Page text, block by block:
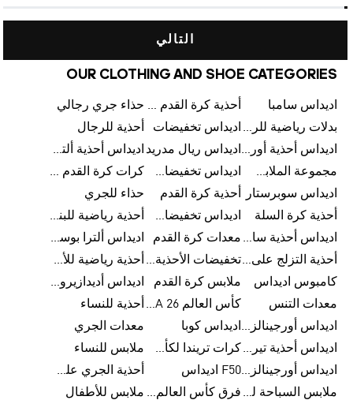
التالي
OUR CLOTHING AND SHOE CATEGORIES
اديداس سامبا أحذية كرة القدم للرجال حذاء جري رجالي
بدلات رياضية للرجال اديداس تخفيضات
أحذية للرجال
اديداس أحذية أورجينالز اديداس ريال مدريد
اديداس أحذية ألترا بوست للرجال
مجموعة الملابس الرياضية
اديداس تخفيضات للأطفال
كرات كرة القدم للرجال
اديداس سوبرستار
أحذية كرة القدم
حذاء للجري
أحذية كرة السلة
اديداس تخفيضات للرجال
أحذية رياضية للبنات
اديداس أحذية سامبا للنساء معدات كرة القدم
اديداس ألترا بوست
أحذية التزلج على اللوح للرجال
تخفيضات الأحذية للرجال
أحذية رياضية للأطفال
كامبوس اديداس
ملابس كرة القدم
اديداس أديدازيرو معدات الجري
معدات التنس
كأس العالم FIFA 26™ أحذية للنساء
اديداس أورجينالز ملابس للنساء اديداس كوبا
معدات الجري
اديداس أحذية تيريكس
كرات تريندا لكأس العالم FIFA 26™
ملابس للنساء
اديداس أورجينالز صنادل للنساءF50 اديداس
أحذية الجري على الطرق الوعرة للرجال
ملابس السباحة للنساء
فرق كأس العالم FIFA 26™ ملابس للأطفال